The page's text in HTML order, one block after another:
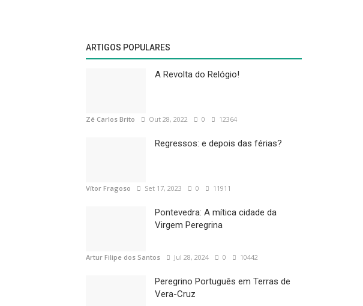
ARTIGOS POPULARES
A Revolta do Relógio!
Zé Carlos Brito Out 28, 2022 0 12364
Regressos: e depois das férias?
Vítor Fragoso Set 17, 2023 0 11911
Pontevedra: A mítica cidade da
Virgem Peregrina
Artur Filipe dos Santos Jul 28, 2024 0 10442
Peregrino Português em Terras de
Vera-Cruz